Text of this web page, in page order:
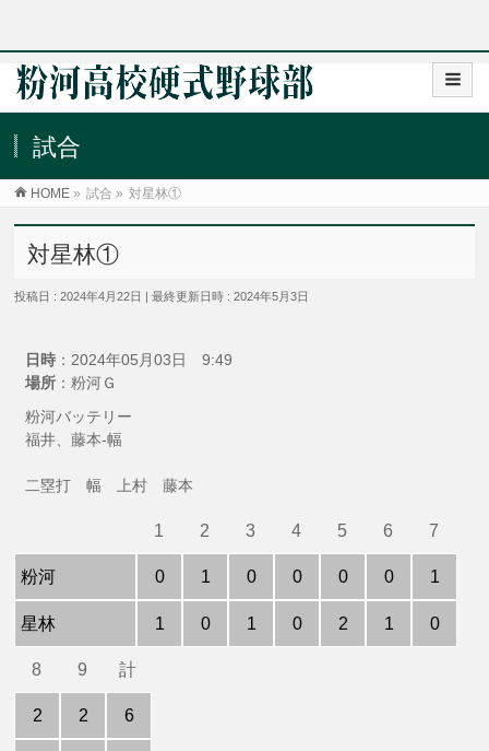
試合
HOME » 試合 » 対星林①
対星林①
投稿日 : 2024年4月22日 最終更新日時 : 2024年5月3日
日時 ：2024年05月03日 9:49
場所 ：粉河Ｇ
粉河バッテリー
福井、藤本-幅
二塁打 幅 上村 藤本
粉河
星林
1
0
1
2
1
0
3
0
1
4
0
0
5
0
2
6
0
1
7
1
0
8
2
9
2
計
6